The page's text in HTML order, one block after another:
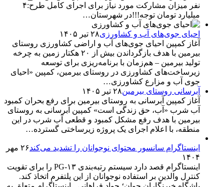
نفر میزان مشارکت مورد نیاز برای اجرای کامل طرح:۴
میلیارد تومان توجه!!!در شهرستان…
احیای جوی‌های آب و کشاورزی۲۸ تیر ۱۴۰۵
آغاز کمپین احیای جوی‌های آب و اراضی کشاورزی روستای
بیرمین با هدف بازگرداندن بیش از ۲۰ هکتار زمین به چرخه
تولید بیرمین – هم‌زمان با برنامه‌ریزی برای توسعه
زیرساخت‌های کشاورزی در روستای بیرمین، کمپین «احیای
جوی آب و مزارع کشاورزی…
آبرسانی روستای بیرمین۲۸ تیر ۱۴۰۵
آغاز کمپین آبرسانی به روستای بیرمین برای رفع بحران کمبود
آب شرب «آب، حق زندگی است» کمپین آبرسانی به روستای
بیرمین با هدف رفع مشکل کمبود و قطعی آب شرب در این
منطقه، با اعلام اجرای یک پروژه زیرساختی گسترده…
اینستاگرام سانسور محتوای نوجوانان را تشدید می‌کند
۲۶ مهر
۱۴۰۴
اینستاگرام قصد دارد سیستم رتبه‌بندی PG-۱۳ را برای تقویت
کنترل والدین بر استفاده نوجوانان از این پلتفرم اتخاذ کند.